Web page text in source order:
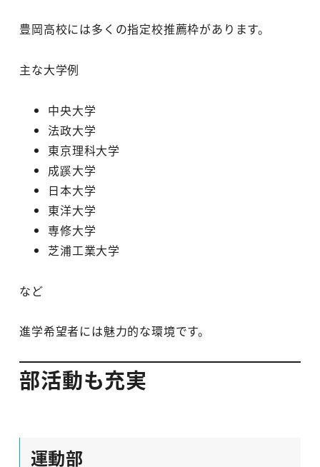
豊岡高校には多くの指定校推薦枠があります。
主な大学例
中央大学
法政大学
東京理科大学
成蹊大学
日本大学
東洋大学
専修大学
芝浦工業大学
など
進学希望者には魅力的な環境です。
部活動も充実
運動部